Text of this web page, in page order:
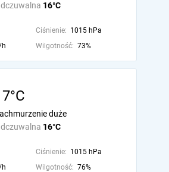
16°C
Ciśnienie: 1015 hPa
h Wilgotność: 73%
16°C
duże
Ciśnienie: 1015 hPa
h Wilgotność: 76%